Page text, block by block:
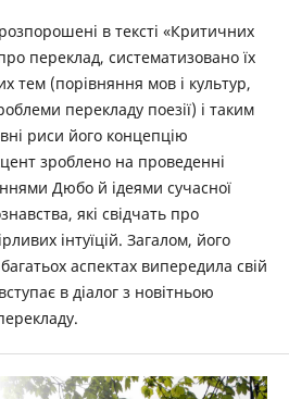
в тексті «Критичних
переклад, систематизовано їх
тем (порівняння мов і культур,
перекладу поезії) і таким
риси його концепцію
зроблено на проведенні
Дюбо й ідеями сучасної
які свідчать про
інтуїцій. Загалом, його
аспектах випередила свій
в діалог з новітньою